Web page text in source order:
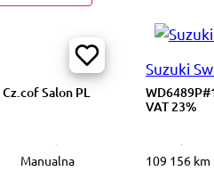
Salon PL
Manualna
Suzuki
VAT 23%
109 156 km